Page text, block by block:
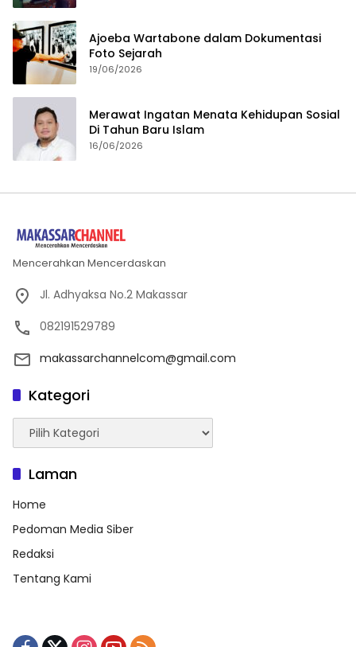
Ajoeba Wartabone dalam Dokumentasi
Foto Sejarah
19/06/2026
Merawat Ingatan Menata Kehidupan Sosial
Di Tahun Baru Islam
16/06/2026
Mencerahkan Mencerdaskan
Jl. Adhyaksa No.2 Makassar
082191529789
makassarchannelcom@gmail.com
Kategori
Kategori
Laman
Home
Pedoman Media Siber
Redaksi
Tentang Kami